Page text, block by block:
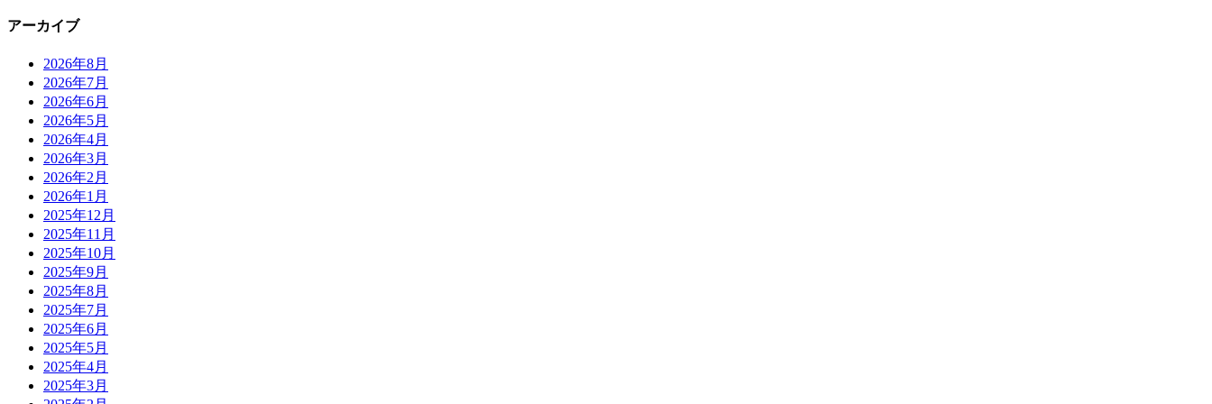
アーカイブ
2026年8月
2026年7月
2026年6月
2026年5月
2026年4月
2026年3月
2026年2月
2026年1月
2025年12月
2025年11月
2025年10月
2025年9月
2025年8月
2025年7月
2025年6月
2025年5月
2025年4月
2025年3月